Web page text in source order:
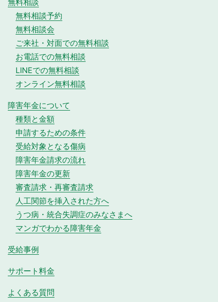
無料相談予約
無料相談会
ご来社・対面での無料相談
お電話での無料相談
LINEでの無料相談
オンライン無料相談
障害年金について
種類と金額
申請するための条件
受給対象となる傷病
障害年金請求の流れ
障害年金の更新
審査請求・再審査請求
人工関節を挿入された方へ
うつ病・統合失調症のみなさまへ
マンガでわかる障害年金
受給事例
サポート料金
よくある質問